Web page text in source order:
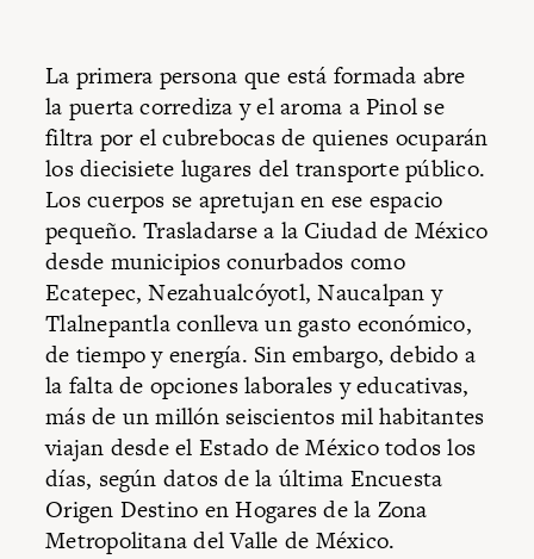
La primera persona que está formada abre
la puerta corrediza y el aroma a Pinol se
filtra por el cubrebocas de quienes ocuparán
los diecisiete lugares del transporte público.
Los cuerpos se apretujan en ese espacio
pequeño. Trasladarse a la Ciudad de México
desde municipios conurbados como
Ecatepec, Nezahualcóyotl, Naucalpan y
Tlalnepantla conlleva un gasto económico,
de tiempo y energía. Sin embargo, debido a
la falta de opciones laborales y educativas,
más de un millón seiscientos mil habitantes
viajan desde el Estado de México todos los
días, según datos de la última Encuesta
Origen Destino en Hogares de la Zona
Metropolitana del Valle de México.